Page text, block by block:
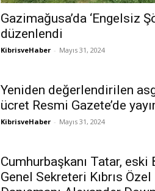
Gazimağusa’da ‘Engelsiz
düzenlendi
KibrisveHaber - Mayıs 31, 2024
Yeniden değerlendirilen
ücret Resmi Gazete’de
KibrisveHaber - Mayıs 31, 2024
Cumhurbaşkanı Tatar, eski
Genel Sekreteri Kıbrıs Özel